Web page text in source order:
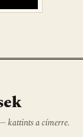
kattints a címerre.